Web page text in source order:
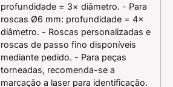
profundidade = 3× diâmetro. - Para
roscas Ø6 mm: profundidade = 4×
diâmetro. - Roscas personalizadas e
roscas de passo fino disponíveis
mediante pedido. - Para peças
torneadas, recomenda-se a
marcação a laser para identificação.